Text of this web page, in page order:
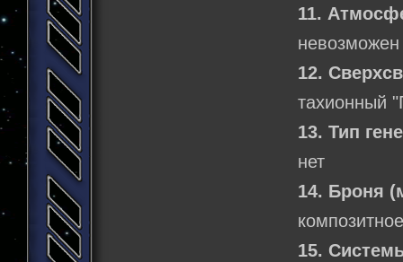
11.
невозможен
12.
тахионный
13. Тип
нет
14. Броня
15.